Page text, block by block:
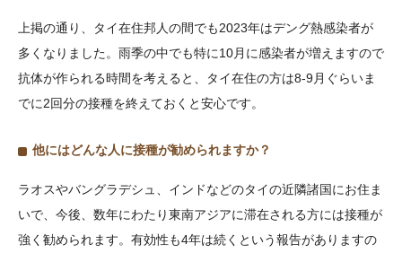
上掲の通り、タイ在住邦人の間でも2023年はデング熱感染者が
多くなりました。雨季の中でも特に10月に感染者が増えますので
抗体が作られる時間を考えると、タイ在住の方は8-9月ぐらいま
でに2回分の接種を終えておくと安心です。
他にはどんな人に接種が勧められますか？
ラオスやバングラデシュ、インドなどのタイの近隣諸国にお住ま
いで、今後、数年にわたり東南アジアに滞在される方には接種が
強く勧められます。有効性も4年は続くという報告がありますの